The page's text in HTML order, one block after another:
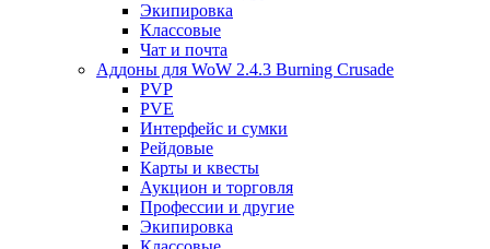
Экипировка
Классовые
Чат и почта
Аддоны для WoW 2.4.3 Burning Crusade
PVP
PVE
Интерфейс и сумки
Рейдовые
Карты и квесты
Аукцион и торговля
Профессии и другие
Экипировка